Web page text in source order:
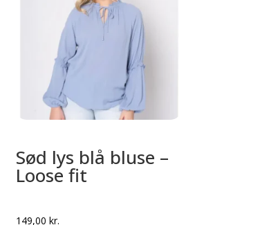
Sød lys blå bluse –
Loose fit
149,00 kr.